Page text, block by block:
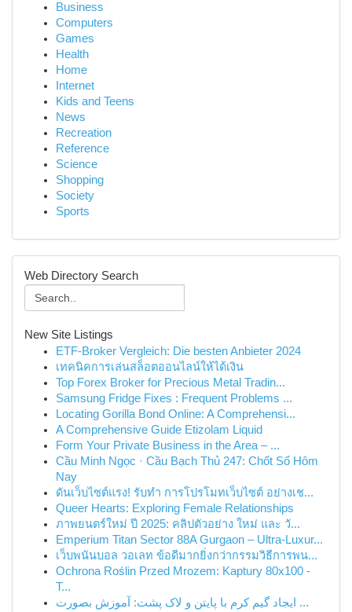
Business
Computers
Games
Health
Home
Internet
Kids and Teens
News
Recreation
Reference
Science
Shopping
Society
Sports
Web Directory Search
New Site Listings
ETF-Broker Vergleich: Die besten Anbieter 2024
เทคนิคการเล่นสล็อตออนไลน์ให้ได้เงิน
Top Forex Broker for Precious Metal Tradin...
Samsung Fridge Fixes : Frequent Problems ...
Locating Gorilla Bond Online: A Comprehensi...
A Comprehensive Guide Etizolam Liquid
Form Your Private Business in the Area – ...
Cầu Minh Ngọc · Cầu Bạch Thủ 247: Chốt Số Hôm
Nay
ดันเว็บไซต์แรง! รับทำ การโปรโมทเว็บไซต์ อย่างเช...
Queer Hearts: Exploring Female Relationships
ภาพยนตร์ใหม่ ปี 2025: คลิปตัวอย่าง ใหม่ และ วั...
Emperium Titan Sector 88A Gurgaon – Ultra-Luxur...
เว็บพนันบอล วอเลท ข้อดีมากยิ่งกว่ากรรมวิธีการพน...
Ochrona Roślin Przed Mrozem: Kaptury 80x100 -
T...
ایجاد گیم کرم با پایتن و لاک پشت: آموزش بصورت ...